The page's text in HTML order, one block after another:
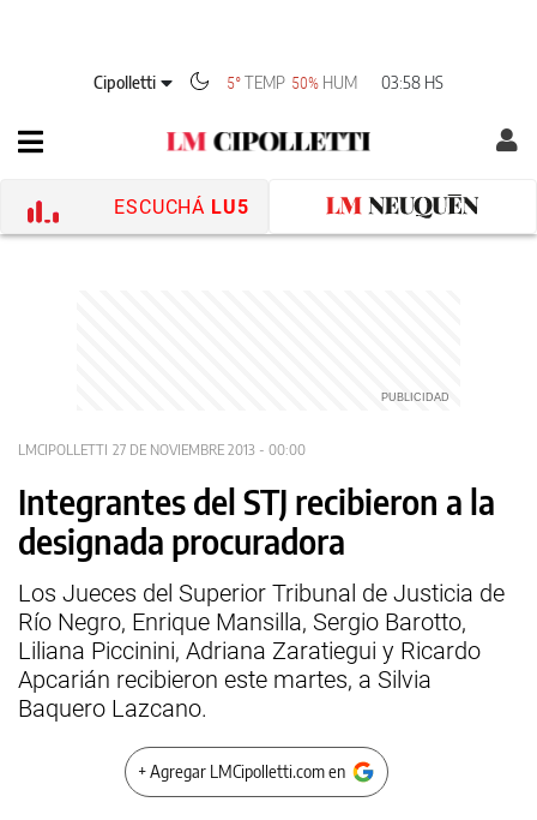
Cipolletti 5°TEMP 50% HUM 03:58 HS
ESCUCHÁ LU5
LMCIPOLLETTI 27 DE NOVIEMBRE 2013 - 00:00
Integrantes del STJ recibieron a la
designada procuradora
Los Jueces del Superior Tribunal de Justicia de
Río Negro, Enrique Mansilla, Sergio Barotto,
Liliana Piccinini, Adriana Zaratiegui y Ricardo
Apcarián recibieron este martes, a Silvia
Baquero Lazcano.
+ Agregar LMCipolletti.com en